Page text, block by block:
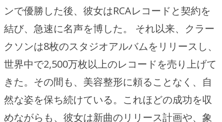
ンで優勝した後、彼女はRCAレコードと契約を
結び、急速に名声を博した。 それ以来、クラー
クソンは8枚のスタジオアルバムをリリースし、
世界中で2,500万枚以上のレコードを売り上げて
きた。その間も、美容整形に頼ることなく、自
然な姿を保ち続けている。これほどの成功を収
めながらも、彼女は新曲のリリース計画や、象